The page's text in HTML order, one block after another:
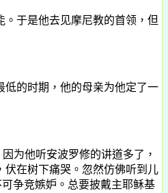
于是他去见摩尼教的首领，但
的时期，他的母亲为他定了一
为他听安波罗修的讲道多了，
伏在树下痛哭。忽然仿佛听到儿
争竞嫉妒。总要披戴主耶稣基